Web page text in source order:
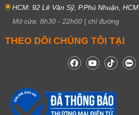
HCM: 92 Lê Văn Sỹ, P.Phú Nhuận, HCM
Mở cửa: 8h30 - 22h00 | chỉ đường
THEO DÕI CHÚNG TÔI TẠI